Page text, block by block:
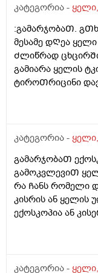
გარეშე რომ
კატეგორია -
:გამარჯობაᲗ.
მესამე დᲦეა
Ძლიწრად
გამიარა ყელის
ტიროᲗრიცინი
დიდროფს და
ხოლმე სიცხე
40დᲦისუკანაც
37.2 სულ მქონდა
მაწუხებდა
მაᲨინდა გამიარა
ვიტამინების
Ჩავიტარე მაგრამ
კატეგორია -
გამარჯობაᲗ
გამოკვლევიᲗ
რა Ჩანს რომელი
კისრის ან ყელის
ექოსკოპია ან
კისერზე ან სხვა
დავადებები?????
კატეგორია -